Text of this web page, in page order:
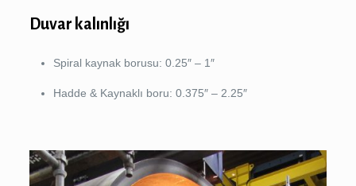
Duvar kalınlığı
Spiral kaynak borusu: 0.25″ – 1″
Hadde & Kaynaklı boru: 0.375″ – 2.25″